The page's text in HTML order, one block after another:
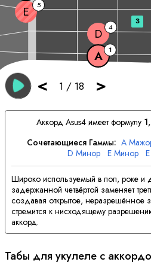
< 1 / 18 >
A 1
D 4
E 5
3
Аккорд Asus4 имеет формулу
Сочетающиеся Гаммы: A
D Минор E Минор E
Широко используемый в поп, роке и
задержанной четвёртой заменяет
создавая открытое, неразрешённое
стремится к нисходящему
аккорд.
Табы для укулеле с